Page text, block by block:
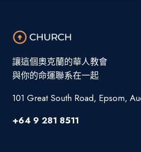
讓這個奧克蘭的華人教會
與你的命運聯系在一起
101 Great South Road, Epsom,
+64 9 281 8511